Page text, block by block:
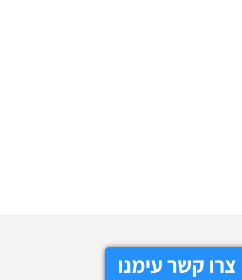
צרו קשר עימנו